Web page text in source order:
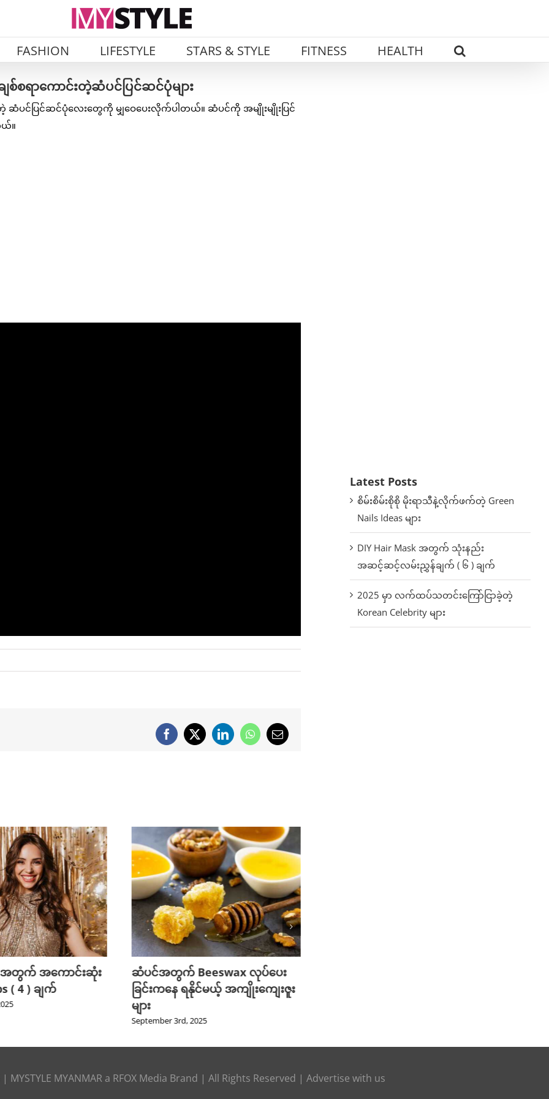
FASHION LIFESTYLE STARS & STYLE FITNESS HEALTH
ာကောင်းတဲ့ဆံပင်ပြင်ဆင်ပုံများ
င်ပြင်ဆင်ပုံလေးတွေကို မျှဝေပေးလိုက်ပါတယ်။ ဆံပင်ကို အမျိုးမျိုးပြင်
။
Facebook
X LinkedInWhatsApp
Email
အတွက် အကောင်းဆုံး
( 4 ) ချက်
ဆံပင်အတွက် Beeswax လုပ်ပေး
ခြင်းကနေ ရနိုင်မယ့် အကျိုးကျေးဇူး
များ
September 3rd, 2025
Latest Posts
စိမ်းစိမ်းစိုစို မိုးရာသီနဲ့လိုက်ဖက်တဲ့ Green
Nails Ideas များ
DIY Hair Mask အတွက် သုံးနည်း
အဆင့်ဆင့်လမ်းညွှန်ချက် ( ၆ ) ချက်
2025 မှာ လက်ထပ်သတင်းကြော်ငြာခဲ့တဲ့
Korean Celebrity များ
| MYSTYLE MYANMARa RFOX Media Brand | All Rights Reserved | Advertise with us